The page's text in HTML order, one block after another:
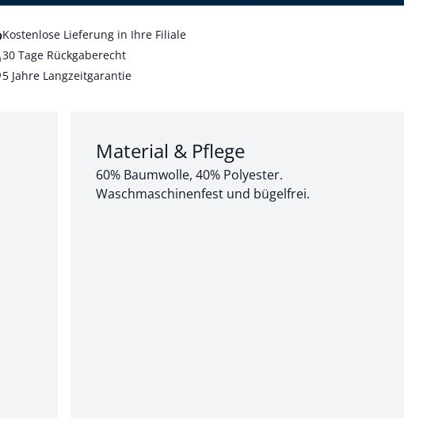
Kostenlose Lieferung in Ihre Filiale
30 Tage Rückgaberecht
5 Jahre Langzeitgarantie
Abschnitt 3 von 3:
Material & Pflege
60% Baumwolle, 40% Polyester.
Waschmaschinenfest und bügelfrei.